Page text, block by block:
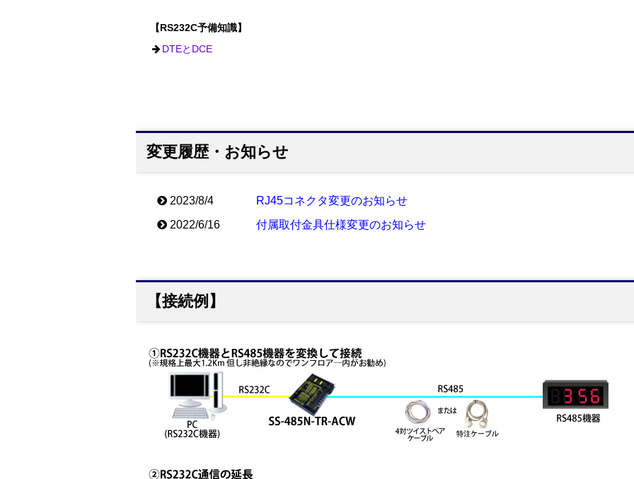
【RS232C予備知識】
DTEとDCE
変更履歴・お知らせ
2023/8/4
RJ45コネクタ変更のお知らせ
2022/6/16
付属取付金具仕様変更のお知らせ
【接続例】